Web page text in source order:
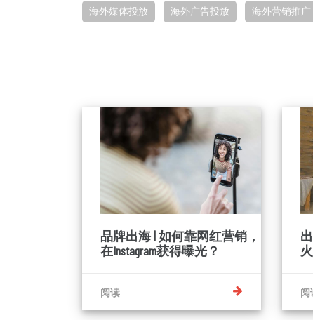
海外媒体投放 海外广告投放 海外营销推广
品牌出海 | 如何靠网红营销，
在Instagram获得曝光？
阅读 阅